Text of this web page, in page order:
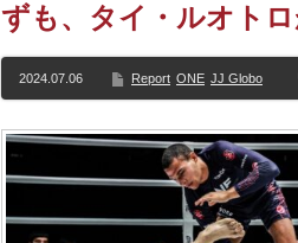
ずも、タイ・ルオト
2024.07.06 Report ONE JJ Globo